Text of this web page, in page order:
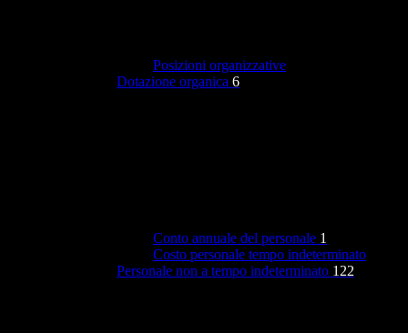
Posizioni organizzative
Dotazione organica 6
Conto annuale del personale 1
Costo personale tempo indeterminato
Personale non a tempo indeterminato 122